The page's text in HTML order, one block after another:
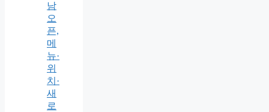
남
오
픈,
메
뉴·
위
치·
새
로